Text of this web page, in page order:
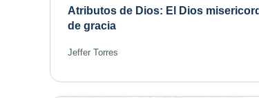
Atributos de Dios: El Dios
de gracia
Jeffer Torres